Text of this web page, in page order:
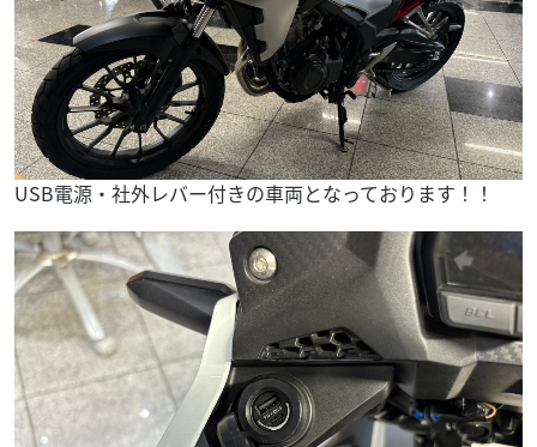
USB電源・社外レバー付きの車両となっております！！